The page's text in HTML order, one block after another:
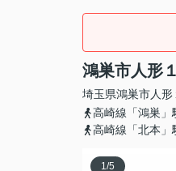
鴻巣市人形
埼玉県鴻巣市人形
高崎線「鴻巣」
高崎線「北本」
1/5